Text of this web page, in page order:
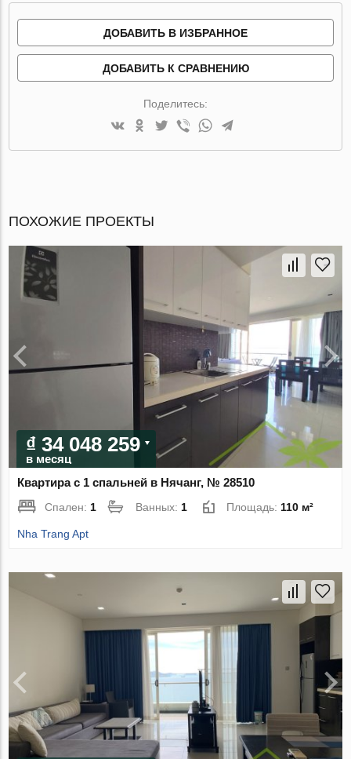
ДОБАВИТЬ В ИЗБРАННОЕ
ДОБАВИТЬ К СРАВНЕНИЮ
Поделитесь:
ПОХОЖИЕ ПРОЕКТЫ
₫ 34 048 259
в месяц
Квартира с 1 спальней в Нячанг, № 28510
Спален:1 Ванных:1 Площадь:110 м²
Nha Trang Apt